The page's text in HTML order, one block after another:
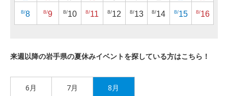
8/8 8/9 8/10 8/11 8/12 8/13 8/14 8/15 8/16
来週以降の岩手県の夏休みイベントを探している方はこちら！
6月 7月 8月